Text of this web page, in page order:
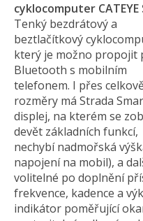
cyklocomputer CATEYE
Tenký bezdrátový a
beztlačítkový
který je možno propojit
Bluetooth s mobilním
telefonem. I přes
rozměry má Strada
displej, na kterém se
devět základních funkcí,
nechybí nadmořská
napojení na mobil), a
volitelné po doplnění
frekvence, kadence a
indikátor poměřující